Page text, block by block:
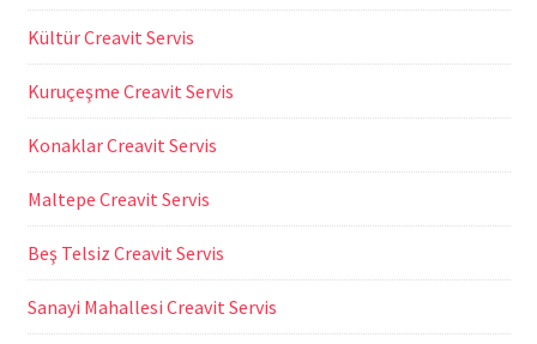
Kültür Creavit Servis
Kuruçeşme Creavit Servis
Konaklar Creavit Servis
Maltepe Creavit Servis
Beş Telsiz Creavit Servis
Sanayi Mahallesi Creavit Servis